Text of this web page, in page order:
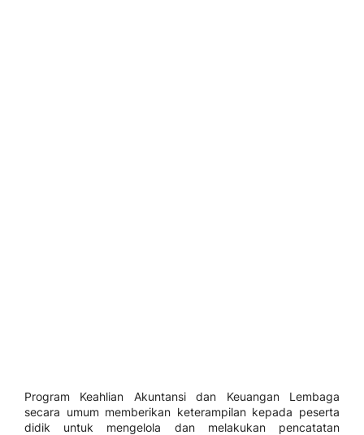
Program Keahlian Akuntansi dan Keuangan Lembaga
secara umum memberikan keterampilan kepada peserta
didik untuk mengelola dan melakukan pencatatan